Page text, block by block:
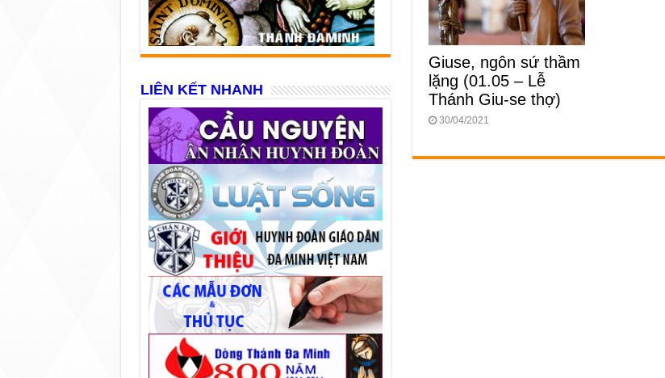
Giuse, ngôn sứ thầm
lặng (01.05 – Lễ
Thánh Giu-se thợ)
30/04/2021
LIÊN KẾT NHANH